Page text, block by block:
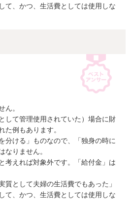
て、かつ、生活費としては使用しな
ん。
して管理使用されていた）場合に財
た例もあります。
分ける」ものなので、「独身の時に
なりません。
考えれば対象外です。「給付金」は
として夫婦の生活費でもあった」
て、かつ、生活費としては使用しな